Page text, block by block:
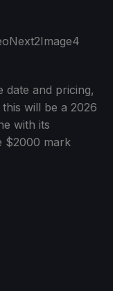
date and pricing,
will be a 2026
with its
$2000 mark